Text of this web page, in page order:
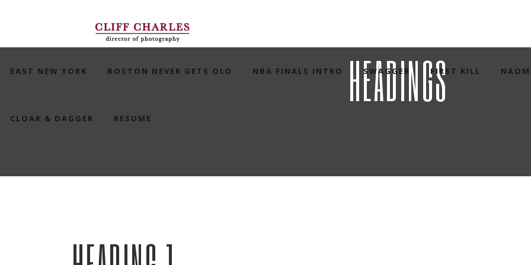
EAST NEW YORK BOSTON NEVER GETS OLD NBA FINALS INTRO SWAGGER FIRST KILL
CLOAK & DAGGER RESUME
HEADINGS